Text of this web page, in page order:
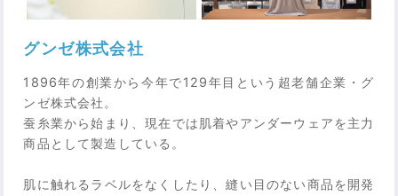
グンゼ株式会社
1896年の創業から今年で129年目という超老舗企業・グ
ンゼ株式会社。
蚕糸業から始まり、現在では肌着やアンダーウェアを主力
商品として製造している。
肌に触れるラベルをなくしたり、縫い目のない商品を開発